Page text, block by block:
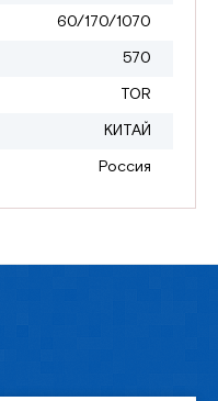
60/170/1070
570
TOR
КИТАЙ
Россия